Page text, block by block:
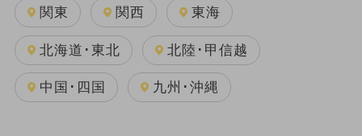
関東 関西 東海
北海道･東北 北陸･甲信越
中国･四国 九州･沖縄